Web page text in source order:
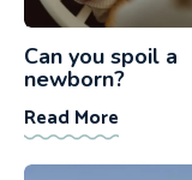
Can you spoil a
newborn?
Read More